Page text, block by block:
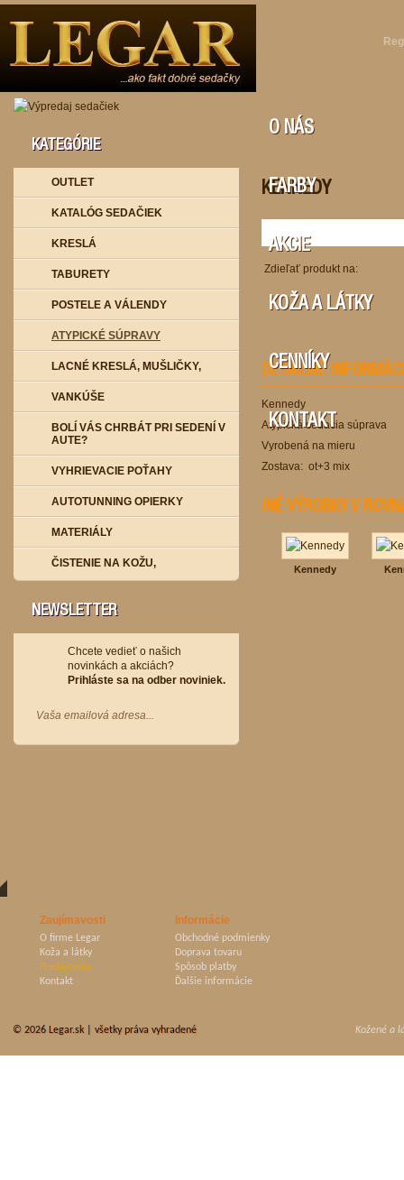
O NÁS
FARBY
AKCIE
KOŽA A LÁTKY
CENNÍKY
KONTAKT
KATEGÓRIE
OUTLET
KATALÓG SEDAČIEK
KRESLÁ
TABURETY
POSTELE A VÁLENDY
ATYPICKÉ SÚPRAVY
LACNÉ KRESLÁ, MUŠLIČKY,
VANKÚŠE
BOLÍ VÁS CHRBÁT PRI SEDENÍ V
AUTE?
VYHRIEVACIE POŤAHY
AUTOTUNNING OPIERKY
MATERIÁLY
ČISTENIE NA KOŽU,
NEWSLETTER
Chcete vedieť o našich
novinkách a akciách?
Prihláste sa na odber noviniek.
KENNEDY
Zdieľať produkt na:
DETAILNÉ
Kennedy
Atypická sedacia súprava
Vyrobená na mieru
Zostava: ot+3 mix
INÉ VÝROBKY V
Kennedy
Zaujímavosti
O firme Legar
Koža a látky
Predajcovia
Kontakt
Informácie
Obchodné podmienky
Doprava tovaru
Spôsob platby
Ďalšie informácie
© 2026 Legar.sk| všetky práva vyhradené Kožené a